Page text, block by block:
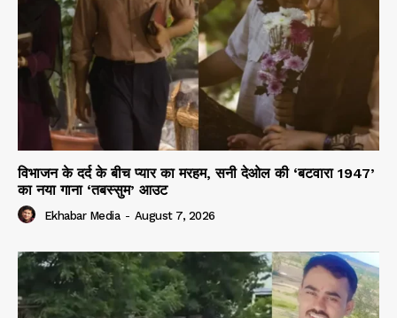
विभाजन के दर्द के बीच प्यार का मरहम, सनी देओल की ‘बटवारा 1947’
का नया गाना ‘तबस्सुम’ आउट
Ekhabar Media - August 7, 2026